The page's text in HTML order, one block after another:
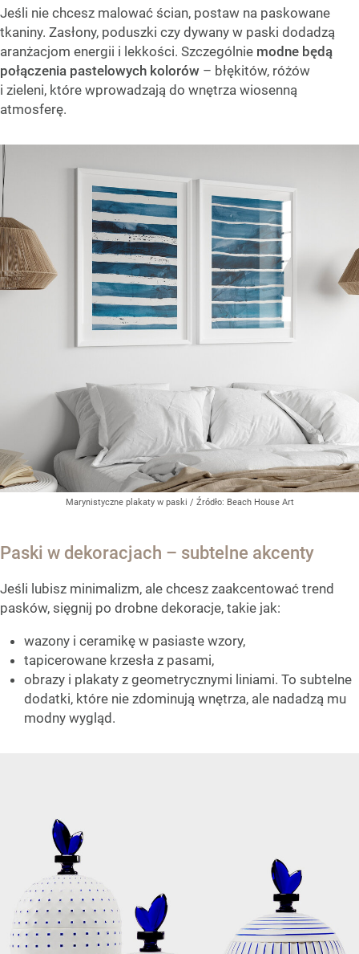
Jeśli nie chcesz malować ścian, postaw na paskowane
tkaniny. Zasłony, poduszki czy dywany w paski dodadzą
aranżacjom energii i lekkości. Szczególnie modne będą
połączenia pastelowych kolorów – błękitów, różów
i zieleni, które wprowadzają do wnętrza wiosenną
atmosferę.
Marynistyczne plakaty w paski / Źródło: Beach House Art
Paski w dekoracjach – subtelne akcenty
Jeśli lubisz minimalizm, ale chcesz zaakcentować trend
pasków, sięgnij po drobne dekoracje, takie jak:
wazony i ceramikę w pasiaste wzory,
tapicerowane krzesła z pasami,
obrazy i plakaty z geometrycznymi liniami. To subtelne
dodatki, które nie zdominują wnętrza, ale nadadzą mu
modny wygląd.